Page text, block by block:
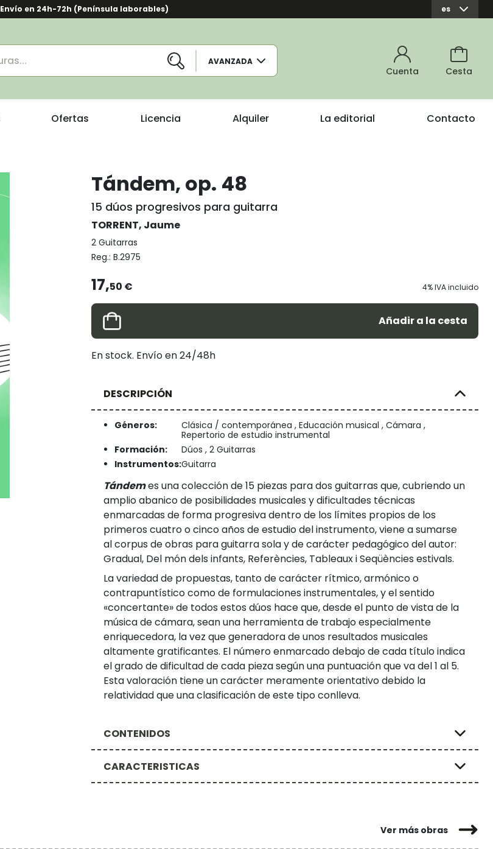
Envío en 24h-72h (Península laborables) es
AVANZADA
Cuenta Cesta
Ofertas Licencia Alquiler La editorial Contacto
Tándem, op. 48
15 dúos progresivos para guitarra
TORRENT, Jaume
2 Guitarras
Reg.: B.2975
17,50 € 4% IVA incluido
Añadir a la cesta
En stock. Envío en 24/48h
DESCRIPCIÓN
Géneros:
Clásica / contemporánea , Educación musical , Cámara ,
Repertorio de estudio instrumental
Formación:
Dúos , 2 Guitarras
Instrumentos:Guitarra
Tándemes una colección de 15 piezas para dos guitarras que, cubriendo un
amplio abanico de posibilidades musicales y dificultades técnicas
enmarcadas de forma progresiva dentro de los límites propios de los
primeros cuatro o cinco años de estudio del instrumento, viene a sumarse
al corpus de obras para guitarra sola y de carácter pedagógico del autor:
Gradual, Del món dels infants, Referències, Tableaux i Seqüències estivals.
La variedad de propuestas, tanto de carácter rítmico, armónico o
contrapuntístico como de formulaciones instrumentales, y el sentido
«concertante» de todos estos dúos hace que, desde el punto de vista de la
música de cámara, sean una herramienta de trabajo especialmente
enriquecedora, la vez que generadora de unos resultados musicales
altamente gratificantes. El número enmarcado debajo de cada título indica
el grado de dificultad de cada pieza según una puntuación que va del 1 al 5.
Esta valoración tiene un carácter meramente orientativo debido la
relatividad que una clasificación de este tipo conlleva.
CONTENIDOS
CARACTERISTICAS
Ver más obras